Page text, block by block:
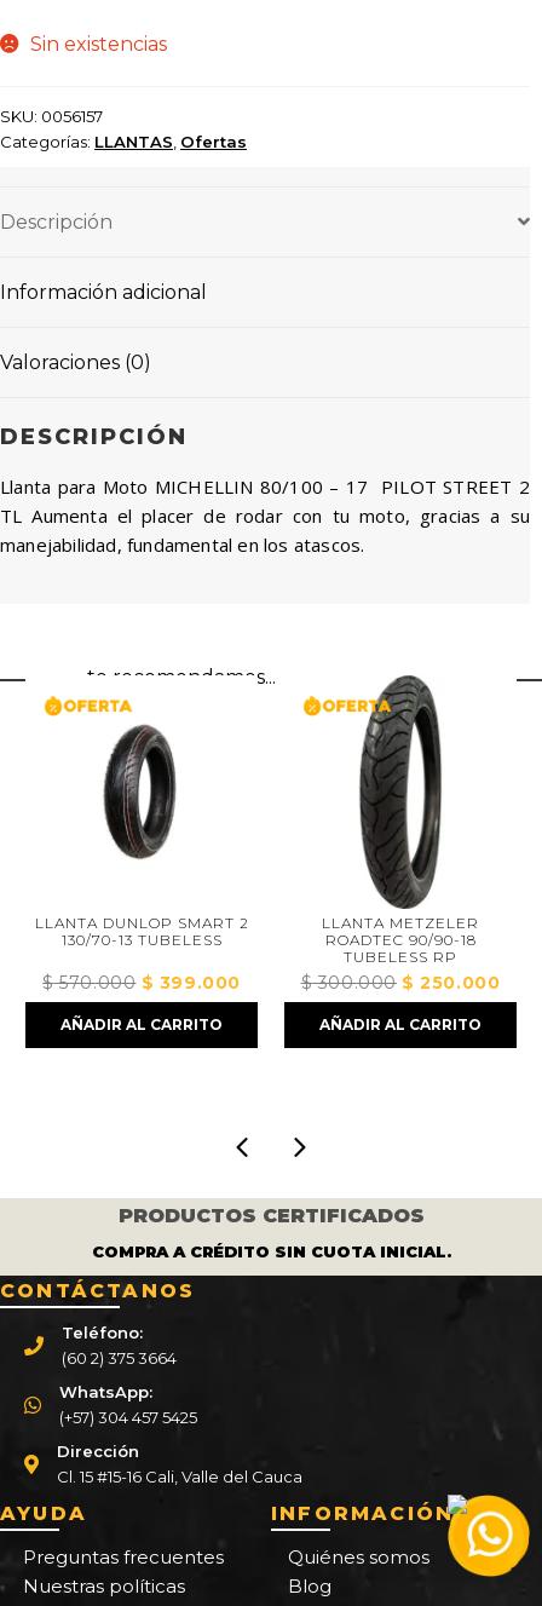
Sin existencias
SKU: 0056157
Categorías: LLANTAS Ofertas
Descripción
Información adicional
Valoraciones (0)
DESCRIPCIÓN
Llanta para Moto MICHELLIN 80/100 – 17 PILOT STREET 2
TL Aumenta el placer de rodar con tu moto, gracias a su
manejabilidad, fundamental en los atascos.
te recomendamos...
LLANTA DUNLOP SMART 2
130/70-13 TUBELESS
570.000El
precio
original
$399.000El
precio
actual
AÑADIR AL CARRITO
LLANTA METZELER
ROADTEC 90/90-18
TUBELESS RP
300.000El
precio
original
$250.000El
precio
actual
AÑADIR AL CARRITO
PRODUCTOS CERTIFICADOS
COMPRA A CRÉDITO SIN CUOTA INICIAL.
CONTÁCTANOS
Teléfono:
(60 2) 375 3664
WhatsApp:
(+57) 304 457 5425
Dirección
Cl. 15 #15-16 Cali, Valle del Cauca
AYUDA
Preguntas frecuentes
Nuestras políticas
INFORMACIÓN
Quiénes somos
Blog